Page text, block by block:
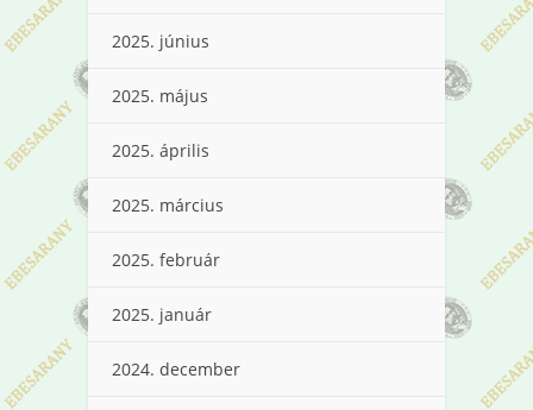
2025. június
2025. május
2025. április
2025. március
2025. február
2025. január
2024. december